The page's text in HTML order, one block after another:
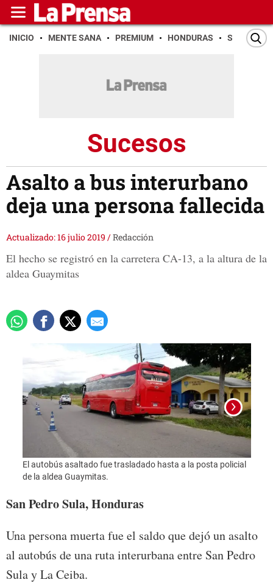
INICIO MENTE SANA PREMIUM HONDURAS SAN PEDRO
Sucesos
Asalto a bus interurbano
deja una persona fallecida
Actualizado: 16 julio 2019 /Redacción
El hecho se registró en la carretera CA-13, a la altura de la
aldea Guaymitas
El autobús asaltado fue trasladado hasta a la posta policial
de la aldea Guaymitas.
San Pedro Sula, Honduras
Una persona muerta fue el saldo que dejó un asalto
al autobús de una ruta interurbana entre San Pedro
Sula y La Ceiba.